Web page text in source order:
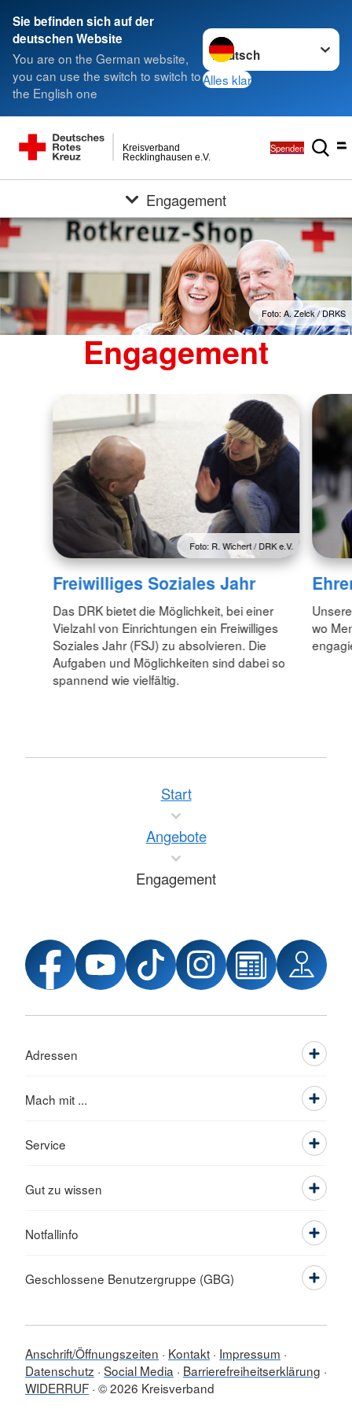
Sie befinden sich auf der
deutschen Website
You are on the German website,
you can use the switch to switch to
the English one
Sprache wechseln zu
Alles klar
Recklinghausen e.V.
Kreisverband Spenden
Engagement
Foto: A. Zelck / DRKS
Engagement
Foto: R. Wichert / DRK e.V.
Freiwilliges Soziales Jahr
Das DRK bietet die Möglichkeit, bei einer
Vielzahl von Einrichtungen ein Freiwilliges
Soziales Jahr (FSJ) zu absolvieren. Die
Aufgaben und Möglichkeiten sind dabei so
spannend wie vielfältig.
wo
Start
Angebote
Engagement
Adressen
Mach mit ...
Service
Gut zu wissen
Notfallinfo
Geschlossene Benutzergruppe (GBG)
Anschrift/Öffnungszeiten Kontakt Impressum
Datenschutz Social Media
Barrierefreiheitserklärung
WIDERRUF © 2026 Kreisverband